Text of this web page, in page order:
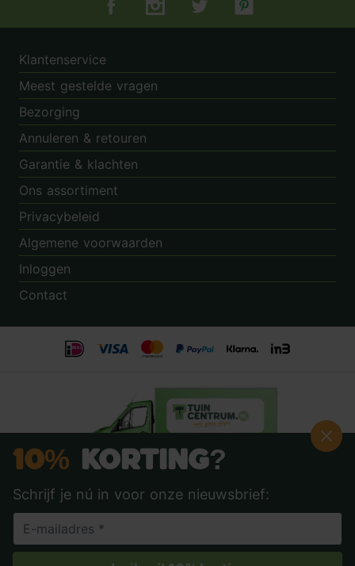
Tuincentrum.nl op Facebook
Tuincentrum.nl op Instagram
Tuincentrum.nl op Twitter
Tuincentrum.nl op
Klantenservice
Meest gestelde vragen
Bezorging
Annuleren & retouren
Garantie & klachten
Ons assortiment
Privacybeleid
Algemene voorwaarden
Inloggen
Contact
Beoordeling:8.9door3.862klanten
© 2014 - 2026 - Tuincentrum.nl B.V.
info@tuincentrum.nl·085 40 16 555
10% Korting?
Schrijf je nú in voor onze nieuwsbrief: